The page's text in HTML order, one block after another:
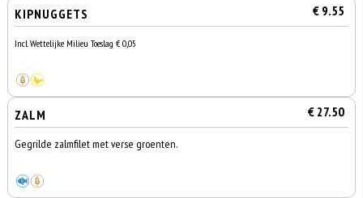
KIPNUGGETS € 9.55
Incl. Wettelijke Milieu Toeslag € 0,05
ZALM € 27.50
Gegrilde zalmfilet met verse groenten.